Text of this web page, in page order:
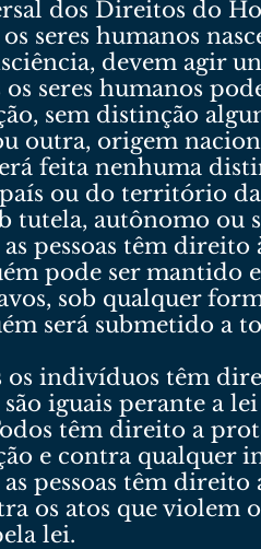
dos Direitos do
seres humanos
devem agir
seres humanos
sem distinção
outra, origem
feita nenhuma
ou do território da
tutela, autônomo ou
pessoas têm direito
pode ser mantido
sob qualquer
será submetido a
os indivíduos têm
são iguais perante a
têm direito a
e contra qualquer
pessoas têm
os atos que violem
lei.